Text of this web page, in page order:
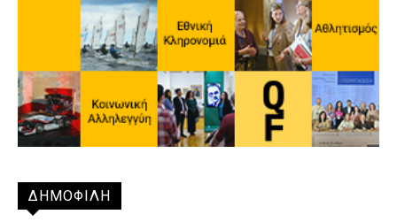
ΔΗΜΟΦΙΛΗ